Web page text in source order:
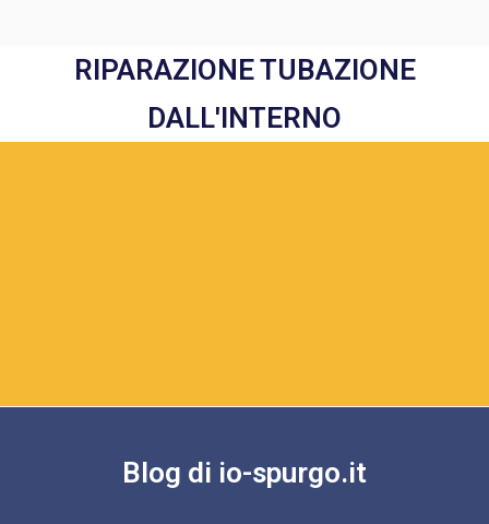
RIPARAZIONE TUBAZIONE
DALL'INTERNO
Blog di io-spurgo.it